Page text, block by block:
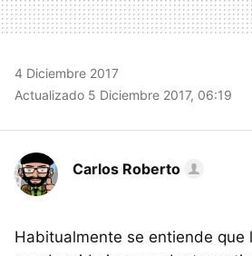
4 Diciembre 2017
Actualizado 5 Diciembre 2017, 06:19
Carlos Roberto
Habitualmente se entiende que